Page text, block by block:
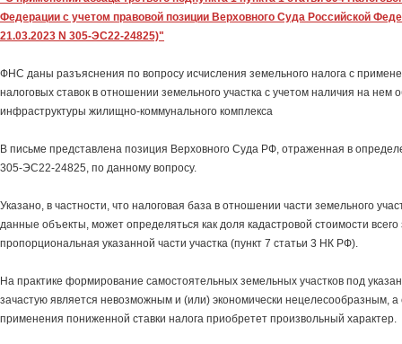
Федерации с учетом правовой позиции Верховного Суда Российской
21.03.2023 N 305-ЭС22-24825)"
ФНС даны разъяснения по вопросу исчисления земельного налога с
налоговых ставок в отношении земельного участка с учетом наличия на нем
инфраструктуры жилищно-коммунального комплекса
В письме представлена позиция Верховного Суда РФ, отраженная в
305-ЭС22-24825, по данному вопросу.
Указано, в частности, что налоговая база в отношении части земельного
данные объекты, может определяться как доля кадастровой стоимости всего
пропорциональная указанной части участка (пункт 7 статьи 3 НК РФ).
На практике формирование самостоятельных земельных участков под
зачастую является невозможным и (или) экономически нецелесообразным, а
применения пониженной ставки налога приобретет произвольный характер.